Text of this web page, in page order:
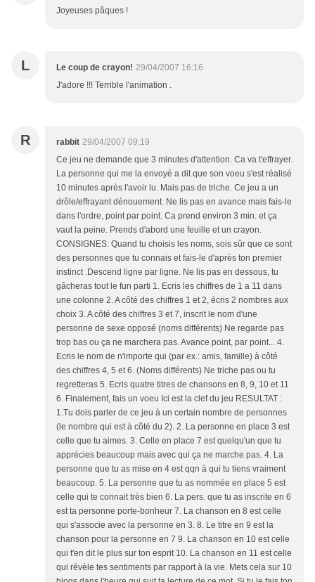
Joyeuses pâques !
L Le coup de crayon! 29/04/2007 16:16
J'adore !!! Terrible l'animation .
R rabbit 29/04/2007 09:19
Ce jeu ne demande que 3 minutes d'attention. Ca va t'effrayer.
La personne qui me la envoyé a dit que son voeu s'est réalisé
10 minutes après l'avoir lu. Mais pas de triche. Ce jeu a un
drôle/effrayant dénouement. Ne lis pas en avance mais fais-le
dans l'ordre, point par point. Ca prend environ 3 min. et ça
vaut la peine. Prends d'abord une feuille et un crayon.
CONSIGNES: Quand tu choisis les noms, sois sûr que ce sont
des personnes que tu connais et fais-le d'après ton premier
instinct .Descend ligne par ligne. Ne lis pas en dessous, tu
gâcheras tout le fun parti 1. Ecris les chiffres de 1 a 11 dans
une colonne 2. A côté des chiffres 1 et 2, écris 2 nombres aux
choix 3. A côté des chiffres 3 et 7, inscrit le nom d'une
personne de sexe opposé (noms différents) Ne regarde pas
trop bas ou ça ne marchera pas. Avance point, par point... 4.
Ecris le nom de n'importe qui (par ex.: amis, famille) à côté
des chiffres 4, 5 et 6. (Noms différents) Ne triche pas ou tu
regretteras 5. Ecris quatre titres de chansons en 8, 9, 10 et 11
6. Finalement, fais un voeu Ici est la clef du jeu RESULTAT :
1.Tu dois parler de ce jeu à un certain nombre de personnes
(le nombre qui est à côté du 2). 2. La personne en place 3 est
celle que tu aimes. 3. Celle en place 7 est quelqu'un que tu
apprécies beaucoup mais avec qui ça ne marche pas. 4. La
personne que tu as mise en 4 est qqn à qui tu tiens vraiment
beaucoup. 5. La personne que tu as nommée en place 5 est
celle qui te connait très bien 6. La pers. que tu as inscrite en 6
est ta personne porte-bonheur 7. La chanson en 8 est celle
qui s'associe avec la personne en 3. 8. Le titre en 9 est la
chanson pour la personne en 7 9. La chanson en 10 est celle
qui t'en dit le plus sur ton esprit 10. La chanson en 11 est celle
qui révèle tes sentiments par rapport à la vie. Mets cela sur 10